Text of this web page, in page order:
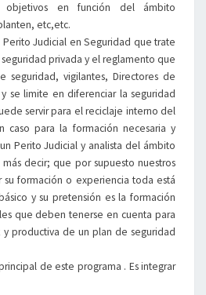
en función del ámbito
etc,etc.
Judicial en Seguridad que trate
privada y el reglamento que
seguridad, vigilantes, Directores de
se limite en diferenciar la seguridad
servir para el reciclaje interno del
caso para la formación necesaria y
Perito Judicial y analista del ámbito
decir; que por supuesto nuestros
su formación o experiencia toda está
y su pretensión es la formación
que deben tenerse en cuenta para
productiva de un plan de seguridad
de este programa . Es integrar